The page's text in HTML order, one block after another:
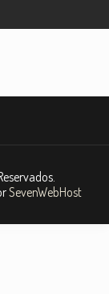
SevenWebHost